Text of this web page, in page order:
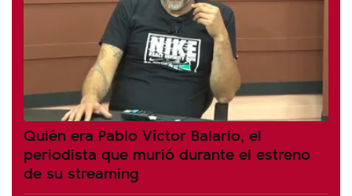
Quién era Pablo Víctor Balario, el
periodista que murió durante el estreno
de su streaming